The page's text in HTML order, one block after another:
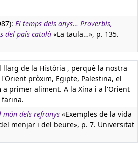
El temps dels anys… Proverbis,
del país català «La taula…», p. 135.
llarg de la Història , perquè la nostra
pròxim, Egipte, Palestina, el
a primer aliment. A la Xina i a l'Orient
farina.
món dels refranys «Exemples de la vida
menjar i del beure», p. 7. Universitat